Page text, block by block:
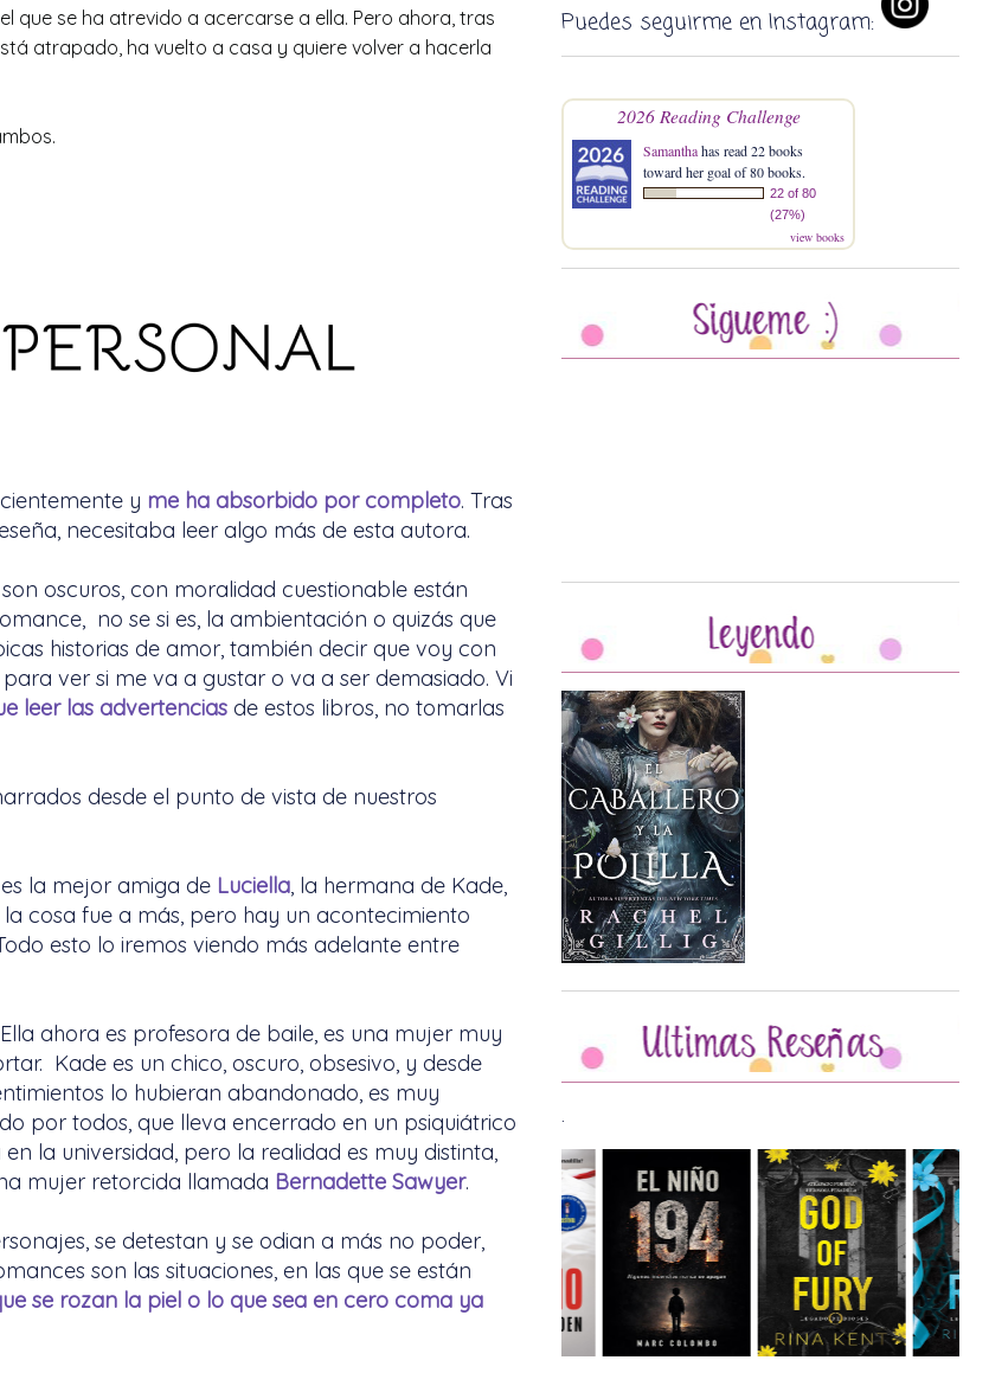
se ha atrevido a acercarse a ella. Pero ahora, tras
atrapado, ha vuelto a casa y quiere volver a hacerla
y me ha absorbido por completo. Tras
necesitaba leer algo más de esta autora.
oscuros, con moralidad cuestionable están
no se si es, la ambientación o quizás que
historias de amor, también decir que voy con
ver si me va a gustar o va a ser demasiado. Vi
leer las advertencias de estos libros, no tomarlas
desde el punto de vista de nuestros
la mejor amiga de Luciella , la hermana de Kade,
cosa fue a más, pero hay un acontecimiento
esto lo iremos viendo más adelante entre
ahora es profesora de baile, es una mujer muy
Kade es un chico, oscuro, obsesivo, y desde
lo hubieran abandonado, es muy
por todos, que lleva encerrado en un psiquiátrico
la universidad, pero la realidad es muy distinta,
mujer retorcida llamada Bernadette Sawyer.
se detestan y se odian a más no poder,
son las situaciones, en las que se están
se rozan la piel o lo que sea en cero coma ya
Puedes seguirme en Instagram:
2026 Reading Challenge
Samanthahas read 22 books
toward her goal of 80 books.
22 of 80
(27%)
view books
.